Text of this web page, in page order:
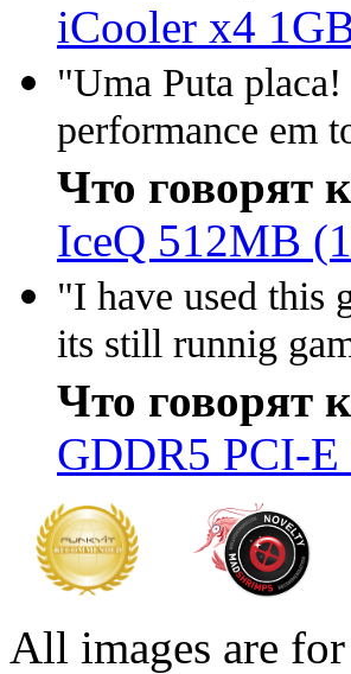
iCooler x4
"Uma Puta
performance em
Что говорят
IceQ 512MB
"I have used this
its still runnig
Что говорят
GDDR5 PCI-
All images are